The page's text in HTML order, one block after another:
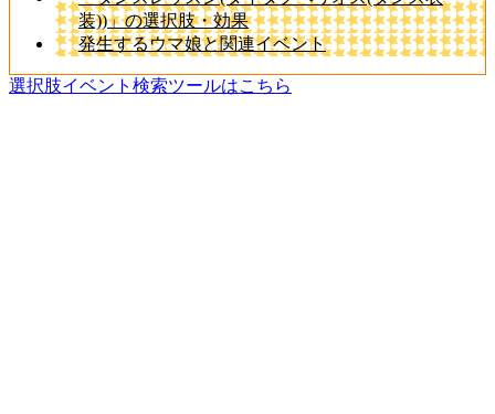
装))」の選択肢・効果
発生するウマ娘と関連イベント
選択肢イベント検索ツールはこちら